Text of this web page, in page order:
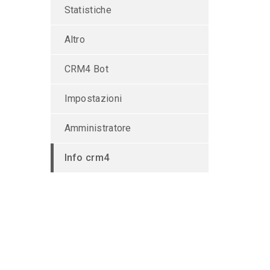
Statistiche
Altro
CRM4 Bot
Impostazioni
Amministratore
Info crm4